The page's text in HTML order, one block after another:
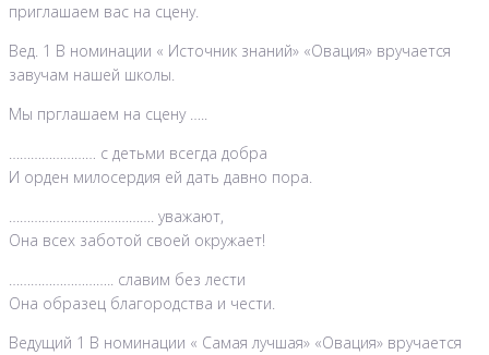
приглашаем вас на сцену.
Вед. 1 В номинации « Источник знаний» «Овация» вручается
завучам нашей школы.
Мы прглашаем на сцену …..
…………………… с детьми всегда добра
И орден милосердия ей дать давно пора.
…………………………………. уважают,
Она всех заботой своей окружает!
……………………….. славим без лести
Она образец благородства и чести.
Ведущий 1 В номинации « Самая лучшая» «Овация» вручается